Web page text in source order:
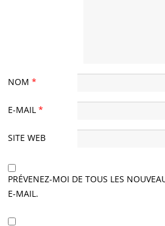
NOM*
E-MAIL*
SITE WEB
PRÉVENEZ-MOI DE TOUS LES
E-MAIL.